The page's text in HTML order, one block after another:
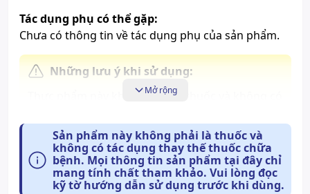
Tác dụng phụ có thể gặp:
Chưa có thông tin về tác dụng phụ của sản phẩm.
Những lưu ý khi sử dụng:
Thực phẩm này không phải là thuốc và không có
dùng thuốc, phụ nữ có thai hoặc cho con bú cần
tham khảo ý kiến bác sĩ trước khi sử dụng.
Không sử dụng cho người mẫn cảm, kiêng kỵ với
bất kỳ thành phần nào của sản phẩm.
Mở rộng
Sản phẩm này không phải là thuốc và
không có tác dụng thay thế thuốc chữa
bệnh. Mọi thông tin sản phẩm tại đây chỉ
mang tính chất tham khảo. Vui lòng đọc
kỹ tờ hướng dẫn sử dụng trước khi dùng.